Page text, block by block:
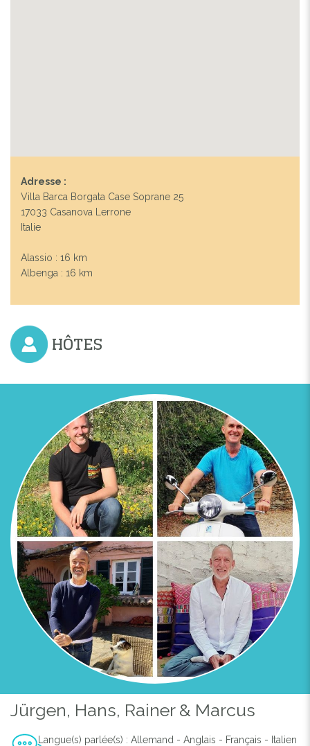
Adresse :
Villa Barca Borgata Case Soprane 25
17033 Casanova Lerrone
Italie
Alassio : 16 km
Albenga : 16 km
HÔTES
Jürgen, Hans, Rainer & Marcus
Langue(s) parlée(s) : Allemand - Anglais - Français - Italien